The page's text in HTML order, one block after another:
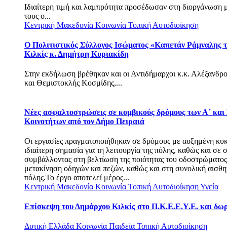
Ιδιαίτερη τιμή και λαμπρότητα προσέδωσαν στη διοργάνωση
τους ο...
Κεντρική Μακεδονία Κοινωνία Τοπική Αυτοδιοίκηση
Ο Πολιτιστικός Σύλλογος Ισώματος «Καπετάν Ράμναλης
Κιλκίς κ. Δημήτρη Κυριακίδη
Στην εκδήλωση βρέθηκαν και οι Αντιδήμαρχοι κ.κ.
και Θεμιστοκλής Κοσμίδης,...
Νέες ασφαλτοστρώσεις σε κομβικούς δρόμους των Α΄
Κοινοτήτων από τον Δήμο Πειραιά
Οι εργασίες πραγματοποιήθηκαν σε δρόμους με αυξημένη
ιδιαίτερη σημασία για τη λειτουργία της πόλης, καθώς και σε
συμβάλλοντας στη βελτίωση της ποιότητας του
μετακίνηση οδηγών και πεζών, καθώς και στη συνολική
πόλης.Το έργο αποτελεί μέρος...
Κεντρική Μακεδονία Κοινωνία Τοπική ΑυτοδιοίκησηΥγεία
Επίσκεψη του Δημάρχου Κιλκίς στο Π.Κ.Ε.Ε.Υ.Ε. και
Δυτική Ελλάδα Κοινωνία Παιδεία Τοπική Αυτοδιοίκηση